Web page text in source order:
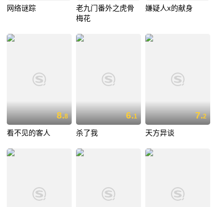
网络谜踪
老九门番外之虎骨
梅花
嫌疑人x的献身
8.8
看不见的客人
6.1
杀了我
7.2
天方异谈